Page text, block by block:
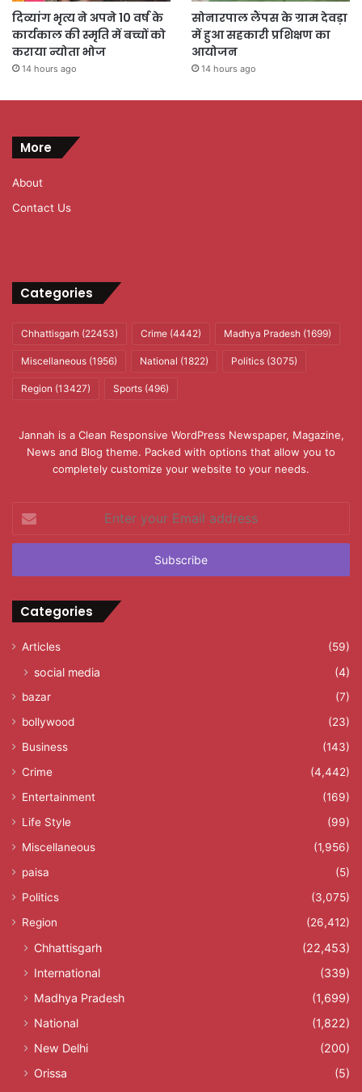
दिव्यांग भृत्य ने अपने 10 वर्ष के
कार्यकाल की स्मृति में बच्चों को
कराया न्योता भोज
14 hours ago
सोनारपाल लैंपस के ग्राम देवड़ा
में हुआ सहकारी प्रशिक्षण का
आयोजन
14 hours ago
More
About
Contact Us
Categories
Chhattisgarh (22453) Crime (4442) Madhya Pradesh (1699)
Miscellaneous (1956) National (1822) Politics (3075)
Region (13427) Sports (496)
Jannah is a Clean Responsive WordPress Newspaper, Magazine,
News and Blog theme. Packed with options that allow you to
completely customize your website to your needs.
your
Email
Categories
Articles (59)
social media (4)
bazar
(7)
bollywood
(23)
Business
(143)
Crime
(4,442)
Entertainment
(169)
Life Style
(99)
Miscellaneous
(1,956)
paisa
(5)
Politics
(3,075)
Region
(26,412)
Chhattisgarh
(22,453)
International
(339)
Madhya Pradesh
(1,699)
National
(1,822)
New Delhi
(200)
Orissa
(5)